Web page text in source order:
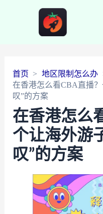
首页
地区限制怎么办
在香港怎么看CBA直播
叹”的方案
在香港怎么
个让海外游
叹”的方案